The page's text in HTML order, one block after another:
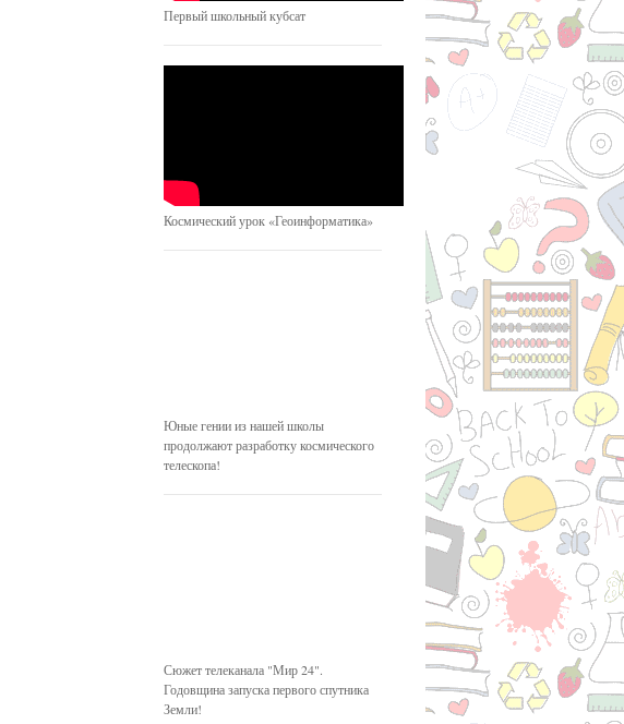
Первый школьный кубсат
Космический урок «Геоинформатика»
Юные гении из нашей школы
продолжают разработку космического
телескопа!
Сюжет телеканала "Мир 24".
Годовщина запуска первого спутника
Земли!